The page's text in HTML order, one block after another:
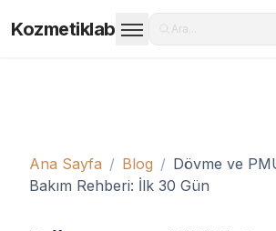
Kozmetiklab Ara...
Ana Sayfa / Blog / Dövme ve
Bakım Rehberi: İlk 30 Gün